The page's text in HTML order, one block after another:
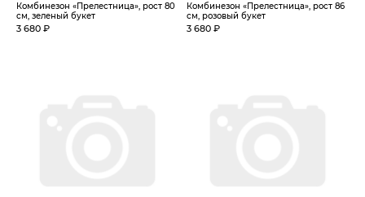
Комбинезон «Прелестница», рост 80
см, зеленый букет
3 680 ₽
Комбинезон «Прелестница», рост 86
см, розовый букет
3 680 ₽